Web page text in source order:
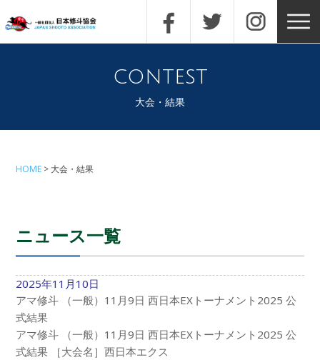
contest
大会・結果
HOME 大会・結果
ニュース一覧
2025年11月10日
アマ修斗 （一般）11月9日 西日本EXトーナメント2025 公
式結果
アマ修斗 （一般）11月9日 西日本EXトーナメント2025 公
式結果 ［大会名］西日本エクス